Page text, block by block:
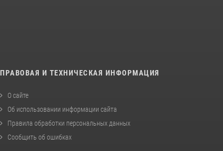
ПРАВОВАЯ И ТЕХНИЧЕСКАЯ ИНФОРМАЦИЯ
О сайте
Об использовании информации сайта
Правила обработки персональных данных
Сообщить об ошибках